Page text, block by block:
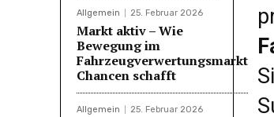
Allgemein 25. Februar 2026
Markt aktiv – Wie
Bewegung im
Fahrzeugverwertungsmarkt
Chancen schafft
Allgemein 25. Februar 2026